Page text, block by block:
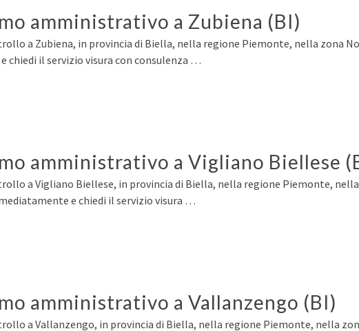
amministrativo a Zubiena (BI)
a Zubiena, in provincia di Biella, nella regione Piemonte, nella zona
chiedi il servizio visura con consulenza …
amministrativo a Vigliano Biellese
a Vigliano Biellese, in provincia di Biella, nella regione Piemonte, nella
e chiedi il servizio visura …
amministrativo a Vallanzengo (BI)
a Vallanzengo, in provincia di Biella, nella regione Piemonte, nella